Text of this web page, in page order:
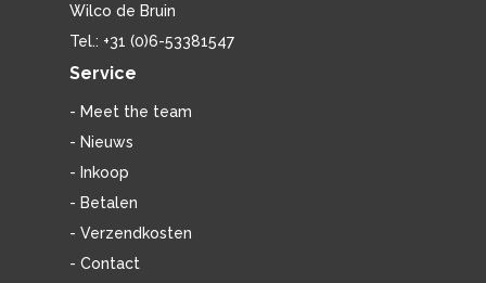
Wilco de Bruin
Tel.: +31 (0)6-53381547
Service
- Meet the team
- Nieuws
- Inkoop
- Betalen
- Verzendkosten
- Contact